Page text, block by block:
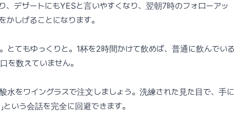
、デザートにもYESと言いやすくなり、翌朝7時のフォローアッ
しげることになります。
とてもゆっくりと。1杯を2時間かけて飲めば、普通に飲んでいる
を数えていません。
水をワイングラスで注文しましょう。洗練された見た目で、手に
という会話を完全に回避できます。